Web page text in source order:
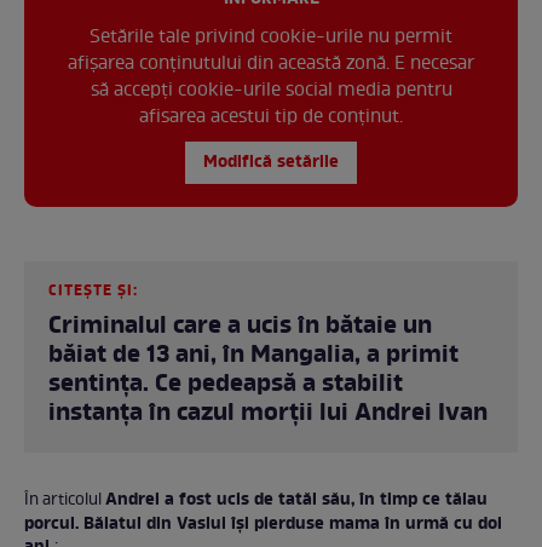
Setările tale privind cookie-urile nu permit
afișarea conținutului din această zonă. E necesar
să accepți cookie-urile social media pentru
afisarea acestui tip de conținut.
Modifică setările
CITEȘTE ȘI:
Criminalul care a ucis în bătaie un
băiat de 13 ani, în Mangalia, a primit
sentința. Ce pedeapsă a stabilit
instanța în cazul morții lui Andrei Ivan
În articolulAndrei a fost ucis de tatăl său, în timp ce tăiau
porcul. Băiatul din Vaslui își pierduse mama în urmă cu doi